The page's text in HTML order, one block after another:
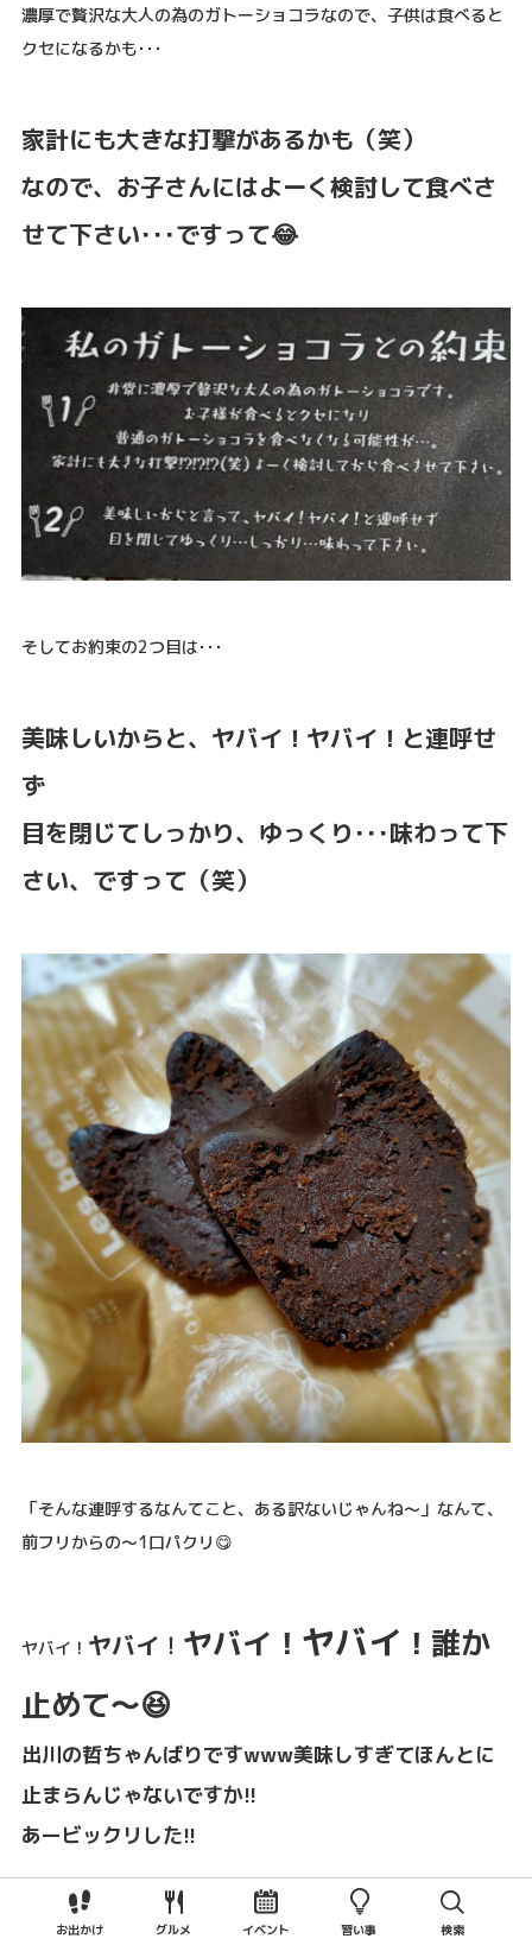
濃厚で贅沢な大人の為のガトーショコラなので、子供は食べると
クセになるかも･･･
家計にも大きな打撃があるかも（笑）
なので、お子さんにはよーく検討して食べさ
せて下さい･･･ですって😂
そしてお約束の2つ目は･･･
美味しいからと、ヤバイ！ヤバイ！と連呼せ
ず
目を閉じてしっかり、ゆっくり･･･味わって下
さい、ですって（笑）
「そんな連呼するなんてこと、ある訳ないじゃんね～」なんて、
前フリからの～1口パクリ😋
ヤバイ！ ヤバイ ！ ヤバイ！ ヤバイ ！誰か
止めて～😆
出川の哲ちゃんばりですwww美味しすぎてほんとに
止まらんじゃないですか!!
あービックリした!!
お出かけ グルメ イベント 習い事 検索